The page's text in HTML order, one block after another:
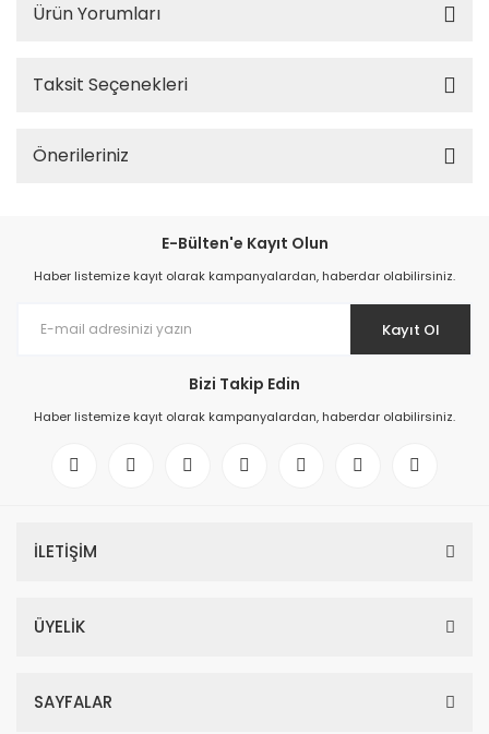
Ürün Yorumları
Taksit Seçenekleri
Önerileriniz
E-Bülten'e Kayıt Olun
Haber listemize kayıt olarak kampanyalardan, haberdar olabilirsiniz.
Kayıt Ol
Bizi Takip Edin
Haber listemize kayıt olarak kampanyalardan, haberdar olabilirsiniz.
İLETİŞİM
ÜYELİK
SAYFALAR